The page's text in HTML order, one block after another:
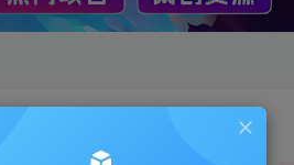
松日入2k【揭秘】